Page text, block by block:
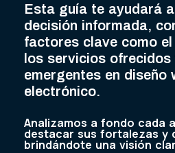
Esta guía te ayudará
decisión informada,
factores clave como
los servicios
emergentes en diseño
electrónico.
Analizamos a fondo cada
destacar sus fortalezas y
brindándote una visión